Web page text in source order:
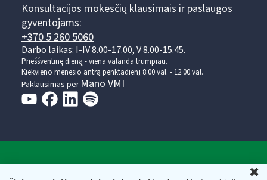
Konsultacijos mokesčių klausimais ir paslaugos
gyventojams:
+370 5 260 5060
Darbo laikas: I-IV 8.00-17.00, V 8.00-15.45.
Prieššventinę dieną - viena valanda trumpiau.
Kiekvieno mėnesio antrą penktadienį 8.00 val. - 12.00 val.
Paklausimas per Mano VMI